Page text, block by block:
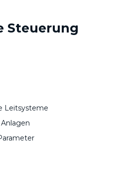
Steuerung
Leitsysteme